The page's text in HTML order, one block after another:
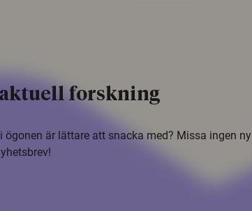
forskning
ögonen är lättare att snacka med? Missa ingen ny